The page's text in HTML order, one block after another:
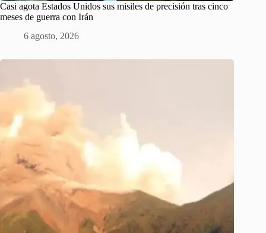
Casi agota Estados Unidos sus misiles de precisión tras cinco
meses de guerra con Irán
6 agosto, 2026